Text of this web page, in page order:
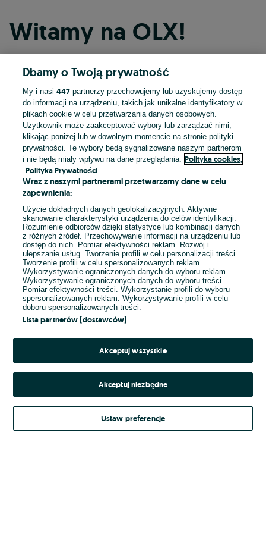
Witamy na OLX!
Kontynuuj przez Facebooka
Kontynuuj przez konto Apple
Kontynuuj przez konto Google
LUB
E-mail
Hasło
Kontynuując za pośrednictwem jednego z dostawców wskazanych powyżej,
Regulamin serwisu OLX.pl w jego aktualnym brzmieniu.
Dbamy o Twoją prywatność
My i nasi447 partnerzy przechowujemy lub uzyskujemy dostęp
do informacji na urządzeniu, takich jak unikalne identyfikatory w
plikach cookie w celu przetwarzania danych osobowych.
Użytkownik może zaakceptować wybory lub zarządzać nimi,
klikając poniżej lub w dowolnym momencie na stronie polityki
prywatności. Te wybory będą sygnalizowane naszym partnerom
i nie będą miały wpływu na dane przeglądania.
Polityka cookies,
Polityka Prywatności
Wraz z naszymi partnerami przetwarzamy dane w celu
zapewnienia:
Użycie dokładnych danych geolokalizacyjnych. Aktywne
skanowanie charakterystyki urządzenia do celów identyfikacji.
Rozumienie odbiorców dzięki statystyce lub kombinacji danych
z różnych źródeł. Przechowywanie informacji na urządzeniu lub
dostęp do nich. Pomiar efektywności reklam. Rozwój i
ulepszanie usług. Tworzenie profili w celu personalizacji treści.
Tworzenie profili w celu spersonalizowanych reklam.
Wykorzystywanie ograniczonych danych do wyboru reklam.
Wykorzystywanie ograniczonych danych do wyboru treści.
Pomiar efektywności treści. Wykorzystanie profili do wyboru
spersonalizowanych reklam. Wykorzystywanie profili w celu
doboru spersonalizowanych treści.
Lista partnerów (dostawców)
Akceptuj wszystkie
Akceptuj niezbędne
Ustaw preferencje